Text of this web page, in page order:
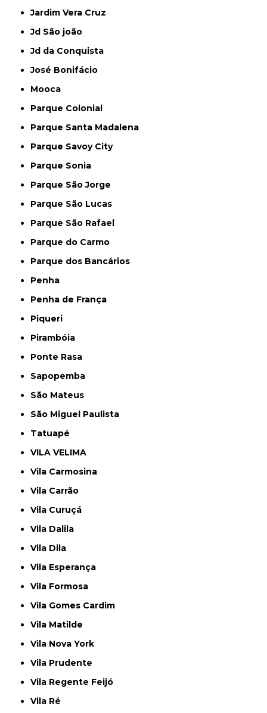
Jardim Vera Cruz
Jd São joão
Jd da Conquista
José Bonifácio
Mooca
Parque Colonial
Parque Santa Madalena
Parque Savoy City
Parque Sonia
Parque São Jorge
Parque São Lucas
Parque São Rafael
Parque do Carmo
Parque dos Bancários
Penha
Penha de França
Piqueri
Pirambóia
Ponte Rasa
Sapopemba
São Mateus
São Miguel Paulista
Tatuapé
VILA VELIMA
Vila Carmosina
Vila Carrão
Vila Curuçá
Vila Dalila
Vila Dila
Vila Esperança
Vila Formosa
Vila Gomes Cardim
Vila Matilde
Vila Nova York
Vila Prudente
Vila Regente Feijó
Vila Ré